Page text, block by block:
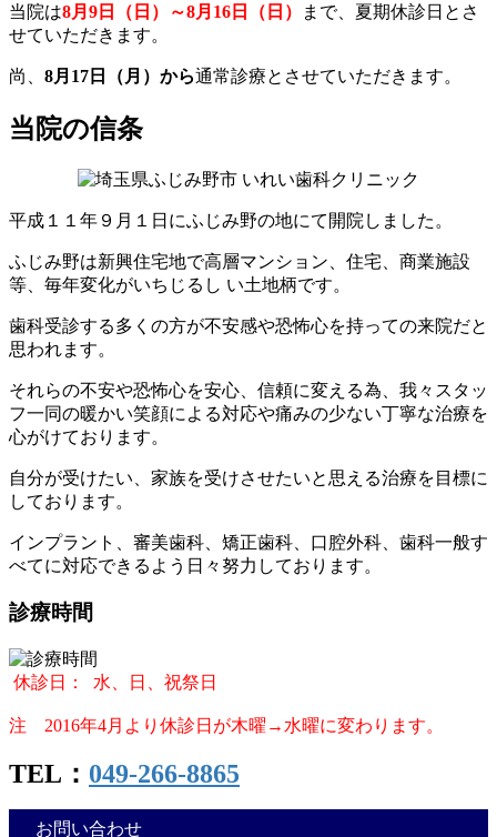
当院は8月9日（日）～8月16日（日）
まで、夏期休診日とさ
せていただきます。
尚、 8月17日（月）から通常診療とさせていただきます。
当院の信条
平成１１年９月１日にふじみ野の地にて開院しました。
ふじみ野は新興住宅地で高層マンション、住宅、商業施設
等、毎年変化がいちじるし い土地柄です。
歯科受診する多くの方が不安感や恐怖心を持っての来院だと
思われます。
それらの不安や恐怖心を安心、信頼に変える為、我々スタッ
フ一同の暖かい笑顔による対応や痛みの少ない丁寧な治療を
心がけております。
自分が受けたい、家族を受けさせたいと思える治療を目標に
しております。
インプラント、審美歯科、矯正歯科、口腔外科、歯科一般す
べてに対応できるよう日々努力しております。
診療時間
休診日： 水、日、祝祭日
注 2016年4月より休診日が木曜→水曜に変わります。
TEL： 049-266-8865
お問い合わせ